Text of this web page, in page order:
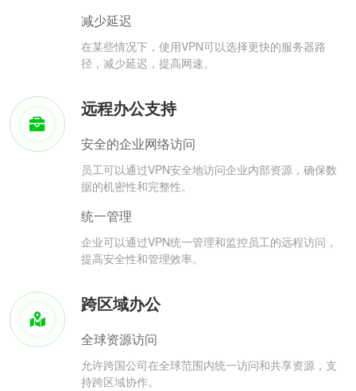
减少延迟
在某些情况下，使用VPN可以选择更快的服务器路
径，减少延迟，提高网速。
远程办公支持
安全的企业网络访问
员工可以通过VPN安全地访问企业内部资源，确保数
据的机密性和完整性。
统一管理
企业可以通过VPN统一管理和监控员工的远程访问，
提高安全性和管理效率。
跨区域办公
全球资源访问
允许跨国公司在全球范围内统一访问和共享资源，支
持跨区域协作。